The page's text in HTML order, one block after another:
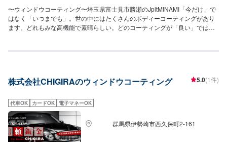
〜ウィンドウコーティング〜埼玉県富士見市勝瀬のJpitMINAMI「今だけ」で
はなく「いつまでも」。世の中にはたくさんのボディーコーティングがあり
ます。どれもみな高機能で素晴らしい。どのコーティングが「良い」ではな
マ屋さんなんです。『Maintenance』愛車のメンテナンス、皆さんいつ行っ
ば作業開始【4】仕上がり次第納車『パーツ持ち込みOK！⭕️』欲しくて買っ
ナミでは、自らがネットで購入したパーツを取り付けることが可能です。ク
ルマ好きの皆さんのピットワーカーにおまかせください。『代車について』
代車をご用意しています。お車の作業中は代車をご利用ください。※代車の燃
料代はお客様にご負担いただいております。『営業時間・定休日』営業時
間：8:30〜18:00定休日：日・祝・第一月曜
株式会社CHIGIRAのウィンドウコーティング 5.0(1件)
代車OK カードOK 電子マネーOK
群馬県伊勢崎市西久保町2-161